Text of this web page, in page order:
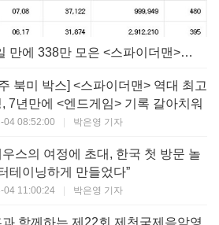
[8월 1주 국내 박스] 5일 만에 338만 모은 <스파이더맨> 극장가 235% 대반등, <호프>는 400만 돌파
북미 박스] <스파이더맨> 역대 최고
, 7년만에 <엔드게임> 기록 갈아치워
04 08:52:00 | 박은영 기자
우스의 여정에 초대, 한국 첫 방문 놀
테이닝하게 만들었다”
04 11:00:24 | 박은영 기자
함께하는 제22회 제천국제음악영